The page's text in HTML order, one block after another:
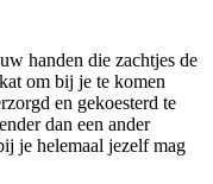
handen die zachtjes de
om bij je te komen
en gekoesterd te
dan een ander
je helemaal jezelf mag